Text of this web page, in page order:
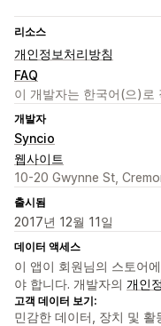
리소스
개인정보처리방침
FAQ
이 개발자는 한국어(으)로
개발자
Syncio
웹사이트
10-20 Gwynne St,
출시됨
2017년 12월 11일
데이터 액세스
이 앱이 회원님의 스토어
야 합니다. 개발자의 개인
고객 데이터 보기:
민감한 데이터, 장치 및 활